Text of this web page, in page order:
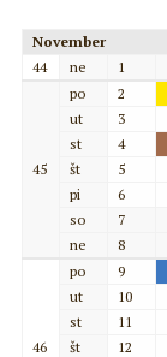
November
44
ne 1
45
po
2
ut
3
st
4
št
5
pi
6
so
7
ne
8
46
po
9
ut
10
st
11
št
12